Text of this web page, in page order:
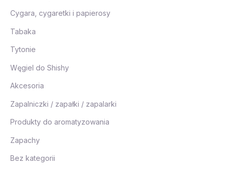
Cygara, cygaretki i papierosy
Tabaka
Tytonie
Węgiel do Shishy
Akcesoria
Zapalniczki / zapałki / zapalarki
Produkty do aromatyzowania
Zapachy
Bez kategorii